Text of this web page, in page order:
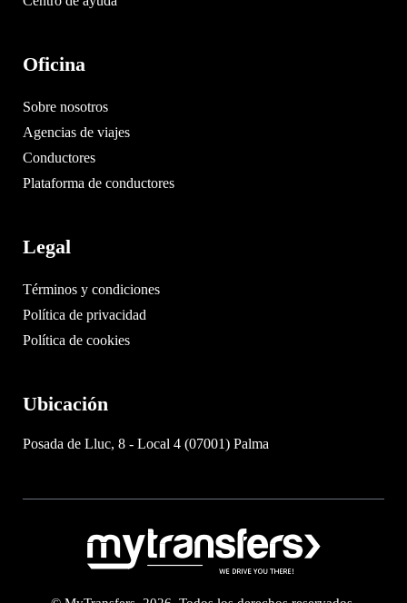
Oficina
Sobre nosotros
Agencias de viajes
Conductores
Plataforma de conductores
Legal
Términos y condiciones
Política de privacidad
Política de cookies
Ubicación
Posada de Lluc, 8 - Local 4 (07001) Palma